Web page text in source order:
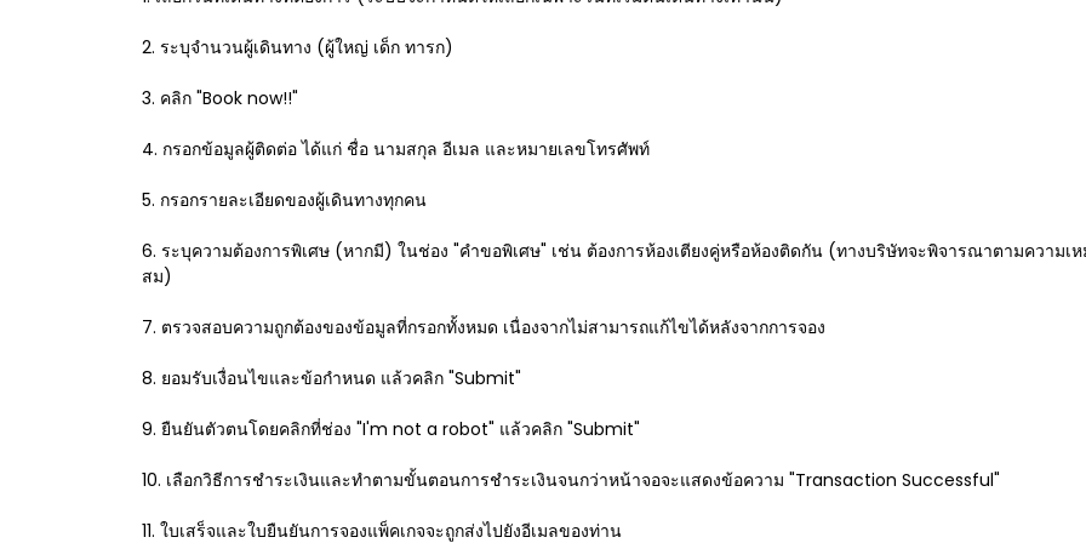
2. ระบุจำนวนผู้เดินทาง (ผู้ใหญ่ เด็ก ทารก)
3. คลิก "Book now!!"
4. กรอกข้อมูลผู้ติดต่อ ได้แก่ ชื่อ นามสกุล อีเมล และหมายเลขโทรศัพท์
5. กรอกรายละเอียดของผู้เดินทางทุกคน
6. ระบุความต้องการพิเศษ (หากมี) ในช่อง "คำขอพิเศษ" เช่น ต้องการห้องเตียงคู่หรือห้องติดกัน (ทางบริษัทจะพิจารณาตามความเ
สม)
7. ตรวจสอบความถูกต้องของข้อมูลที่กรอกทั้งหมด เนื่องจากไม่สามารถแก้ไขได้หลังจากการจอง
8. ยอมรับเงื่อนไขและข้อกำหนด แล้วคลิก "Submit"
9. ยืนยันตัวตนโดยคลิกที่ช่อง "I'm not a robot" แล้วคลิก "Submit"
10. เลือกวิธีการชำระเงินและทำตามขั้นตอนการชำระเงินจนกว่าหน้าจอจะแสดงข้อความ "Transaction Successful"
11. ใบเสร็จและใบยืนยันการจองแพ็คเกจจะถูกส่งไปยังอีเมลของท่าน